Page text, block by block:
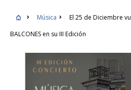
Música
El 25 de Diciembre
BALCONES en su III Edición